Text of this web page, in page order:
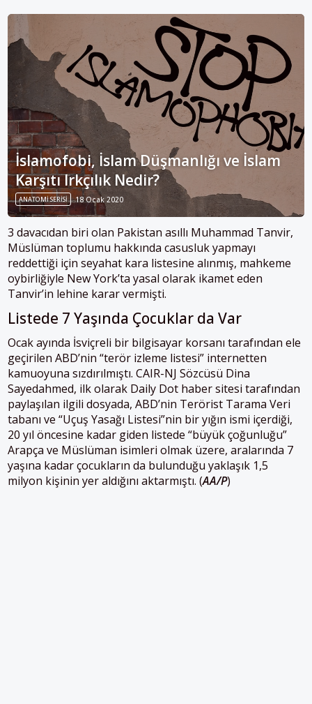
İslamofobi, İslam Düşmanlığı ve İslam
Karşıtı Irkçılık Nedir?
ANATOMI SERISI 18 Ocak 2020
3 davacıdan biri olan Pakistan asıllı Muhammad Tanvir,
Müslüman toplumu hakkında casusluk yapmayı
reddettiği için seyahat kara listesine alınmış, mahkeme
oybirliğiyle New York’ta yasal olarak ikamet eden
Tanvir’in lehine karar vermişti.
Listede 7 Yaşında Çocuklar da Var
Ocak ayında İsviçreli bir bilgisayar korsanı tarafından ele
geçirilen ABD’nin “terör izleme listesi” internetten
kamuoyuna sızdırılmıştı. CAIR-NJ Sözcüsü Dina
Sayedahmed, ilk olarak Daily Dot haber sitesi tarafından
paylaşılan ilgili dosyada, ABD’nin Terörist Tarama Veri
tabanı ve “Uçuş Yasağı Listesi”nin bir yığın ismi içerdiği,
20 yıl öncesine kadar giden listede “büyük çoğunluğu”
Arapça ve Müslüman isimleri olmak üzere, aralarında 7
yaşına kadar çocukların da bulunduğu yaklaşık 1,5
milyon kişinin yer aldığını aktarmıştı. (AA/P)